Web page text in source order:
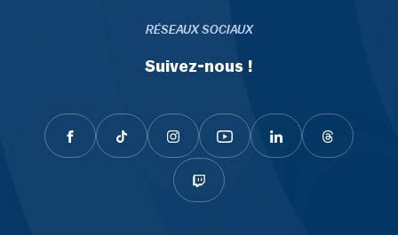
RÉSEAUX SOCIAUX
Suivez-nous !